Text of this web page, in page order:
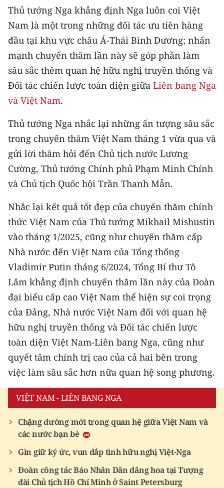
MỘT SẢN PHẨM
RADIO
MEDIA CENTER
E-Magazine
Media Chính trị
Media Kinh tế
Media Văn hóa
Media Xã hội
Media Pháp luật
Media Du lịch
Media Thế giới
Media Thể thao
Media Giáo dục
Media Y tế
Media Khoa học - Công nghệ
Media Môi trường
Ảnh
Infographic
TIN MỚI
TIN ĐỊA PHƯƠNG
Thủ tướng Nga khẳng định Nga luôn coi Việt
Nam là một trong những đối tác ưu tiên hàng
đầu tại khu vực châu Á-Thái Bình Dương; nhấn
mạnh chuyến thăm lần này sẽ góp phần làm
sâu sắc thêm quan hệ hữu nghị truyền thống và
Đối tác chiến lược toàn diện giữa Liên bang Nga
và Việt Nam.
Thủ tướng Nga nhắc lại những ấn tượng sâu sắc
trong chuyến thăm Việt Nam tháng 1 vừa qua và
gửi lời thăm hỏi đến Chủ tịch nước Lương
Cường, Thủ tướng Chính phủ Phạm Minh Chính
và Chủ tịch Quốc hội Trần Thanh Mẫn.
Nhắc lại kết quả tốt đẹp của chuyến thăm chính
thức Việt Nam của Thủ tướng Mikhail Mishustin
vào tháng 1/2025, cũng như chuyến thăm cấp
Nhà nước đến Việt Nam của Tổng thống
Vladimir Putin tháng 6/2024, Tổng Bí thư Tô
Lâm khẳng định chuyến thăm lần này của Đoàn
đại biểu cấp cao Việt Nam thể hiện sự coi trọng
của Đảng, Nhà nước Việt Nam đối với quan hệ
hữu nghị truyền thống và Đối tác chiến lược
toàn diện Việt Nam-Liên bang Nga, cũng như
quyết tâm chính trị cao của cả hai bên trong
việc làm sâu sắc hơn nữa quan hệ song phương.
VIỆT NAM - LIÊN BANG NGA
Chặng đường mới trong quan hệ giữa Việt Nam và
các nước bạn bè
Gìn giữ ký ức, vun đắp tình hữu nghị Việt-Nga
Đoàn công tác Báo Nhân Dân dâng hoa tại Tượng
đài Chủ tịch Hồ Chí Minh ở Saint Petersburg